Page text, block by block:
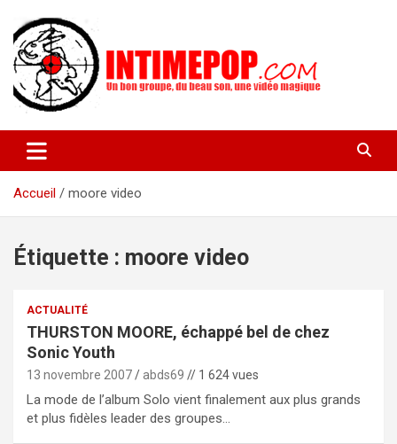
contenu
intimepop.com
actuelles pop rock, post-rock, indé sur Lyon. rock pop concert
lyon
Accueil
moore video
Étiquette : moore video
ACTUALITÉ
THURSTON MOORE, échappé bel de chez
Sonic Youth
13 novembre 2007 abds69 // 1 624 vues
La mode de l’album Solo vient finalement aux plus grands
et plus fidèles leader des groupes…